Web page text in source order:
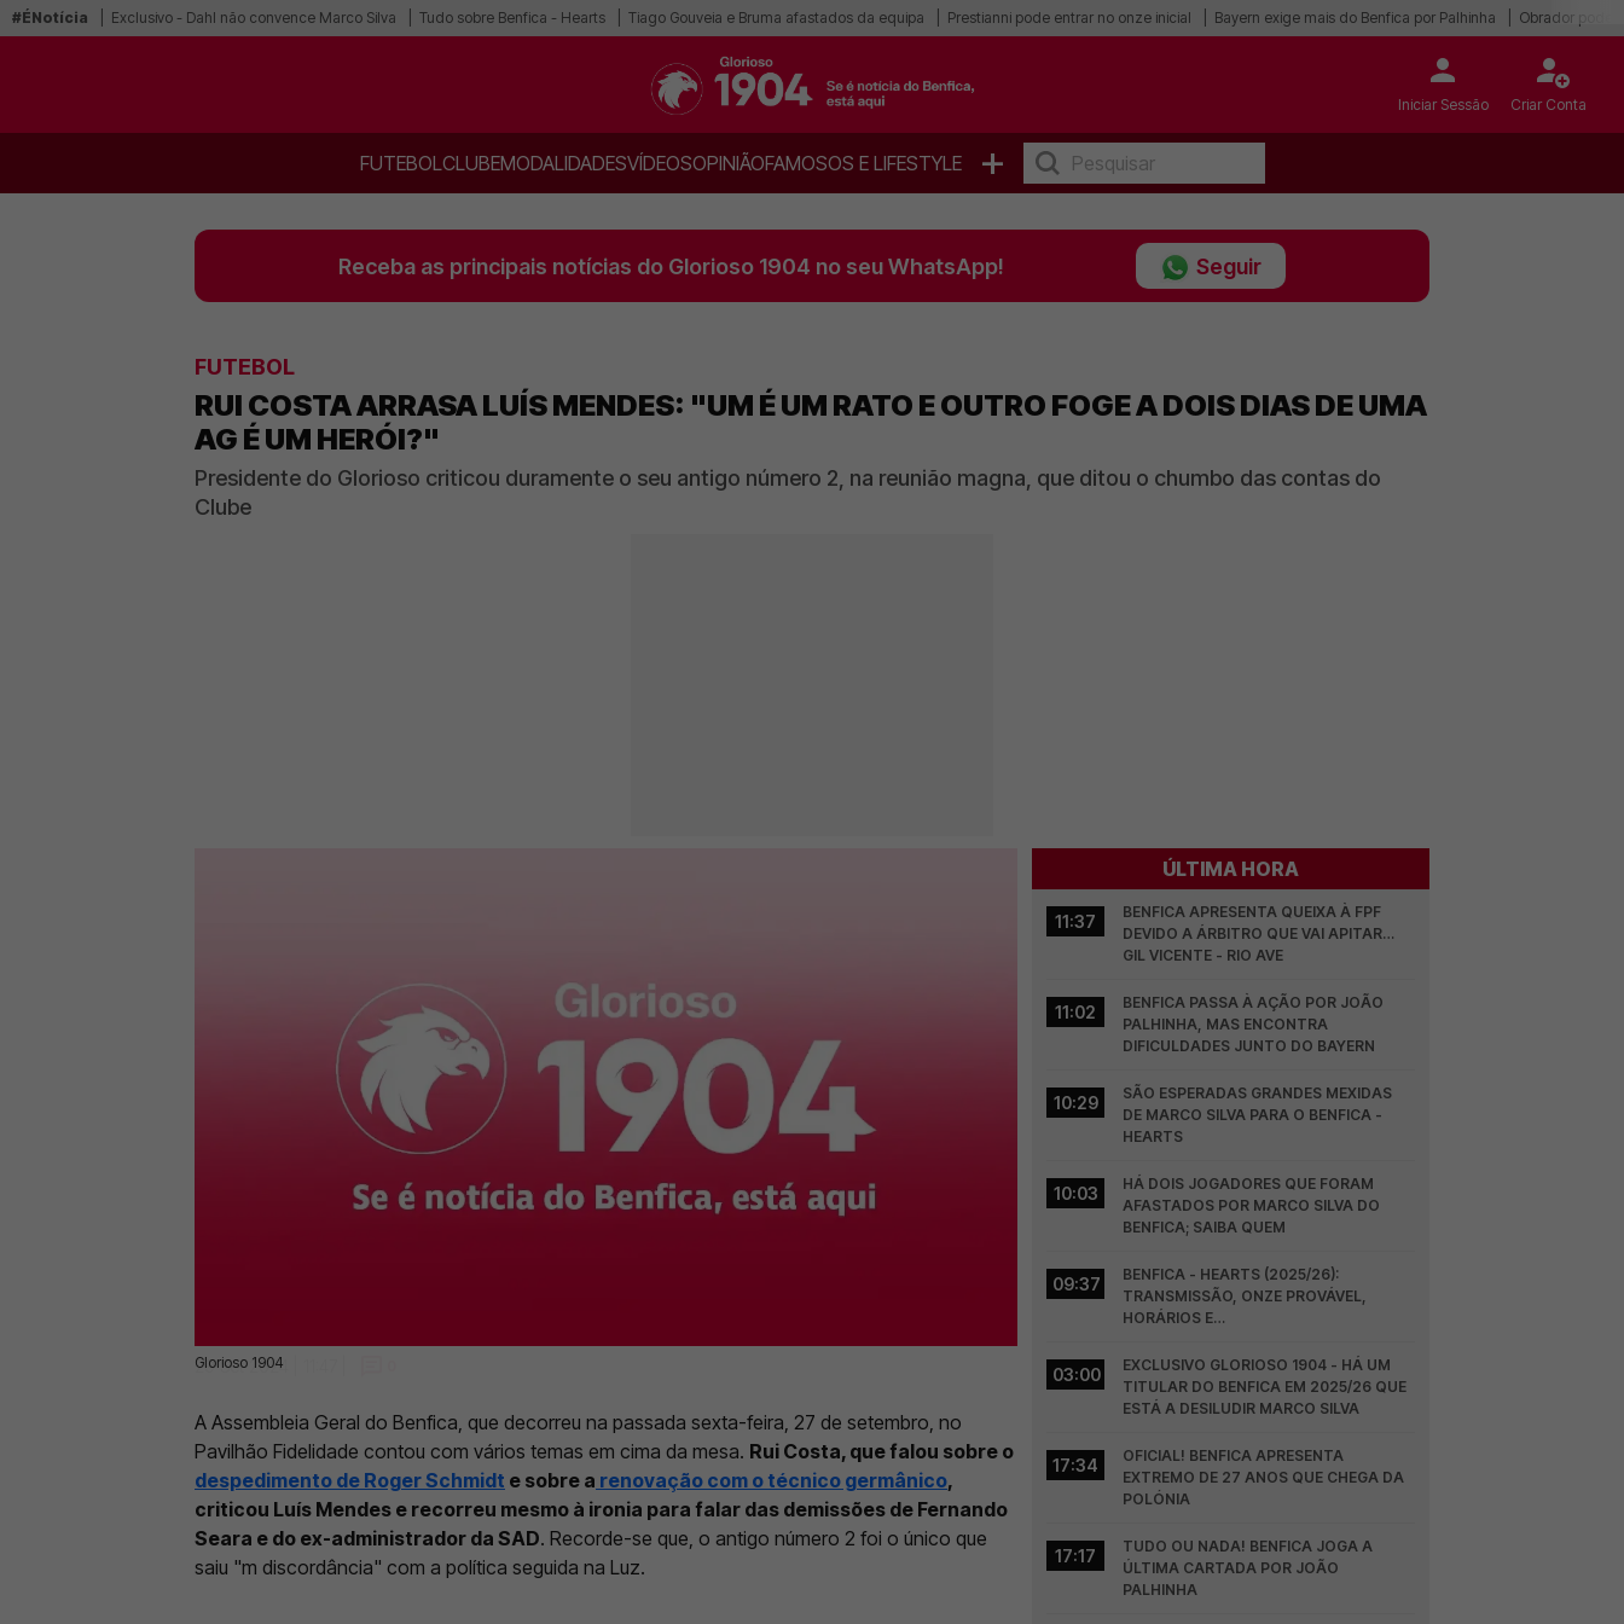
#ÉNotícia Exclusivo - Dahl não convence Marco Silva Tudo sobre Benfica - Hearts Tiago Gouveia e Bruma afastados da equipa Prestianni pode entrar no onze inicial Bayern exige mais do Benfica por Palhinha Obrador pode
Iniciar Sessão Criar Conta
FUTEBOLCLUBEMODALIDADESVÍDEOSOPINIÃOFAMOSOS E LIFESTYLE +
Receba as principais notícias do Glorioso 1904 no seu WhatsApp! Seguir
FUTEBOL
RUI COSTA ARRASA LUÍS MENDES: "UM É UM RATO E OUTRO FOGE A DOIS DIAS DE UMA
AG É UM HERÓI?"
Presidente do Glorioso criticou duramente o seu antigo número 2, na reunião magna, que ditou o chumbo das contas do
Clube
Glorioso 1904
29 Set 2024 | 11:47 |
A Assembleia Geral do Benfica, que decorreu na passada sexta-feira, 27 de setembro, no
Pavilhão Fidelidade contou com vários temas em cima da mesa. Rui Costa, que falou sobre o
despedimento de Roger Schmidt e sobre a renovação com o técnico germânico,
criticou Luís Mendes e recorreu mesmo à ironia para falar das demissões de Fernando
Seara e do ex-administrador da SAD. Recorde-se que, o antigo número 2 foi o único que
saiu "m discordância" com a política seguida na Luz.
ÚLTIMA HORA
11:37
BENFICA APRESENTA QUEIXA À FPF
DEVIDO A ÁRBITRO QUE VAI APITAR…
GIL VICENTE - RIO AVE
11:02
BENFICA PASSA À AÇÃO POR JOÃO
PALHINHA, MAS ENCONTRA
DIFICULDADES JUNTO DO BAYERN
10:29
SÃO ESPERADAS GRANDES MEXIDAS
DE MARCO SILVA PARA O BENFICA -
HEARTS
10:03
HÁ DOIS JOGADORES QUE FORAM
AFASTADOS POR MARCO SILVA DO
BENFICA; SAIBA QUEM
09:37
BENFICA - HEARTS (2025/26):
TRANSMISSÃO, ONZE PROVÁVEL,
HORÁRIOS E…
03:00
EXCLUSIVO GLORIOSO 1904 - HÁ UM
TITULAR DO BENFICA EM 2025/26 QUE
ESTÁ A DESILUDIR MARCO SILVA
17:34
OFICIAL! BENFICA APRESENTA
EXTREMO DE 27 ANOS QUE CHEGA DA
POLÓNIA
17:17
TUDO OU NADA! BENFICA JOGA A
ÚLTIMA CARTADA POR JOÃO
PALHINHA